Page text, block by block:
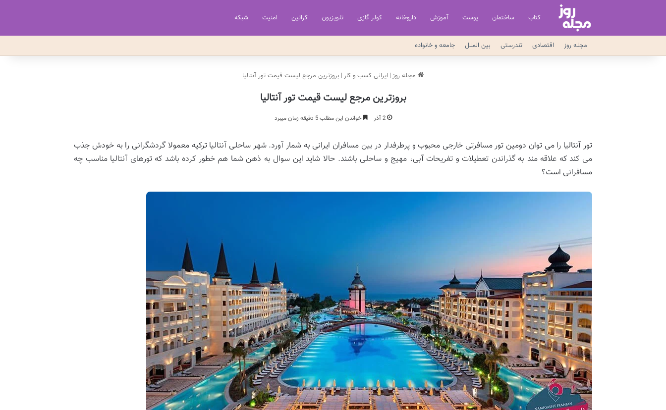
کتاب ساختمان پوست آموزش داروخانه کولر گازی تلویزیون کراتین امنیت شبکه
مجله روز اقتصادی تندرستی بین الملل جامعه و خانواده
مجله روز | ایرانی کسب و کار | بروزترین مرجع لیست قیمت تور آنتالیا
بروزترین مرجع لیست قیمت تور آنتالیا
2 آذر خواندن این مطلب 5 دقیقه زمان میبرد
تور آنتالیا را می ‌توان دومین تور مسافرتی خارجی محبوب و پرطرفدار در بین مسافران ایرانی به شمار آورد. شهر ساحلی آنتالیا ترکیه معمولا گردشگرانی را به خودش جذب
می‌ کند که علاقه ‌مند به گذراندن تعطیلات و تفریحات آبی، مهیج و ساحلی باشند. حالا شاید این سوال به ذهن شما هم خطور کرده باشد که تورهای آنتالیا مناسب چه
مسافرانی است؟